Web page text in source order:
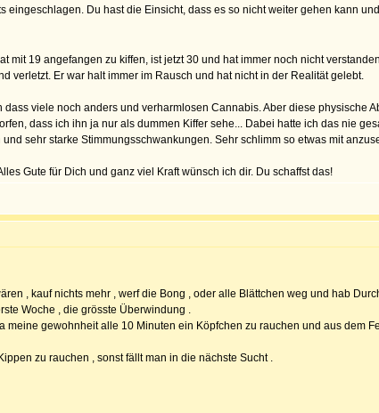
Du hast die Einsicht, dass es so nicht weiter gehen kann
mit 19 angefangen zu kiffen, ist jetzt 30 und hat immer noch nicht
verletzt. Er war halt immer im Rausch und hat nicht in der Realität gelebt.
viele noch anders und verharmlosen Cannabis. Aber diese physische
dass ich ihn ja nur als dummen Kiffer sehe... Dabei hatte ich das nie
sehr starke Stimmungsschwankungen. Sehr schlimm so etwas mit
Gute für Dich und ganz viel Kraft wünsch ich dir. Du schaffst das!
, kauf nichts mehr , werf die Bong , oder alle Blättchen weg und hab
Woche , die grösste Überwindung .
gewohnheit alle 10 Minuten ein Köpfchen zu rauchen und aus dem
zu rauchen , sonst fällt man in die nächste Sucht .